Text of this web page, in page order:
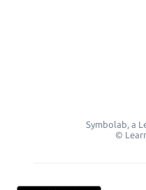
Symbolab, a
©